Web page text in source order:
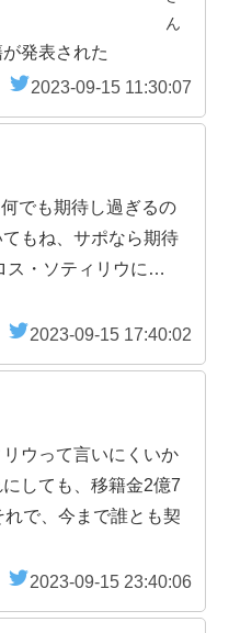
ん
発表された
2023-09-15 11:30:07
でも期待し過ぎるの
もね、サポなら期待
ス・ソティリウに…
2023-09-15 17:40:02
ウって言いにくいか
しても、移籍金2億7
で、今まで誰とも契
2023-09-15 23:40:06